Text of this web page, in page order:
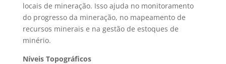
locais de mineração. Isso ajuda no monitoramento
do progresso da mineração, no mapeamento de
recursos minerais e na gestão de estoques de
minério.
Níveis Topográficos